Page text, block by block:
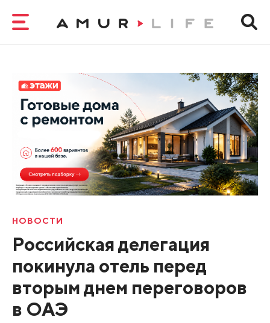
НОВОСТИ
Российская делегация
покинула отель перед
вторым днем переговоров
в ОАЭ